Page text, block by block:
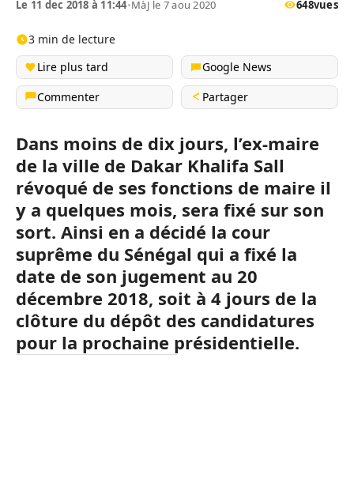
Le 11 dec 2018 à 11:44•MàJ le 7 aou 2020 648vues
3 min de lecture
Lire plus tard
Google News
Commenter
Partager
Dans moins de dix jours, l’ex-maire
de la ville de Dakar Khalifa Sall
révoqué de ses fonctions de maire il
y a quelques mois, sera fixé sur son
sort. Ainsi en a décidé la cour
suprême du Sénégal qui a fixé la
date de son jugement au 20
décembre 2018, soit à 4 jours de la
clôture du dépôt des candidatures
pour la prochaine présidentielle.